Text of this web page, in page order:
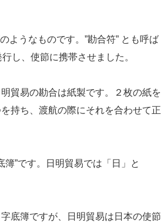
ようなものです。”勘合符” とも呼ば
し、使節に携帯させました。
貿易の勘合は紙製です。２枚の紙を
持ち、渡航の際にそれを合わせて正
”です。日明貿易では「日」と
底簿ですが、日明貿易は日本の使節